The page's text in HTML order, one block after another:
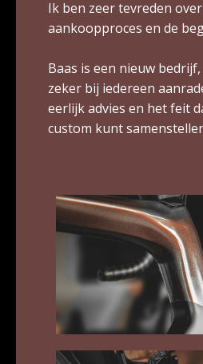
Ik ben zeer tevreden
aankoopproces en de
Baas is een nieuw
zeker bij iedereen
eerlijk advies en het feit
custom kunt